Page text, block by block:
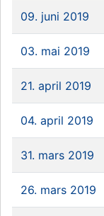
09. juni 2019
03. mai 2019
21. april 2019
04. april 2019
31. mars 2019
26. mars 2019